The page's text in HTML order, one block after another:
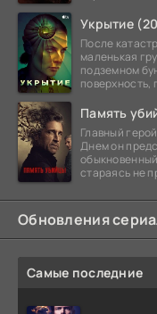
Укрытие
После
маленькая
подземном
поверхность,
Память
Главный
Днем он
стараясь не
Обновления
Самые последние